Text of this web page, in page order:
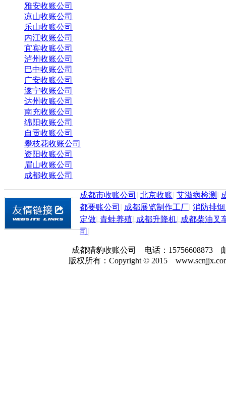
雅安收账公司
凉山收账公司
乐山收账公司
内江收账公司
宜宾收账公司
泸州收账公司
巴中收账公司
广安收账公司
遂宁收账公司
达州收账公司
南充收账公司
绵阳收账公司
自贡收账公司
攀枝花收账公司
资阳收账公司
眉山收账公司
成都收账公司
成都市收账公司 北京收账 艾滋病检测
都要账公司
成都展览制作工厂 消防排
定做 青蛙养殖 成都升降机 成都柴油叉
司
成都猎豹收账公司 电话：15756608873
版权所有：Copyright © 2015